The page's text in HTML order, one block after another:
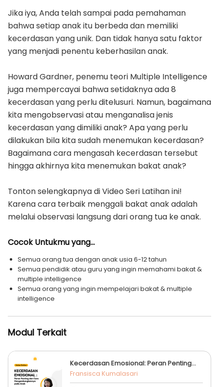
Jika iya, Anda telah sampai pada pemahaman
bahwa setiap anak itu berbeda dan memiliki
kecerdasan yang unik. Dan tidak hanya satu faktor
yang menjadi penentu keberhasilan anak.
Howard Gardner, penemu teori Multiple Intelligence
juga mempercayai bahwa setidaknya ada 8
kecerdasan yang perlu ditelusuri. Namun, bagaimana
kita mengobservasi atau menganalisa jenis
kecerdasan yang dimiliki anak? Apa yang perlu
dilakukan bila kita sudah menemukan kecerdasan?
Bagaimana cara mengasah kecerdasan tersebut
hingga akhirnya kita menemukan bakat anak?
Tonton selengkapnya di Video Seri Latihan ini!
Karena cara terbaik menggali bakat anak adalah
melalui observasi langsung dari orang tua ke anak.
Cocok Untukmu yang...
Semua orang tua dengan anak usia 6-12 tahun
Semua pendidik atau guru yang ingin memahami bakat &
multiple intelligence
Semua orang yang ingin mempelajari bakat & multiple
intelligence
Modul Terkait
Kecerdasan Emosional: Peran Penting
dan Cara Mengembangkannya pada
Anak
Fransisca Kumalasari